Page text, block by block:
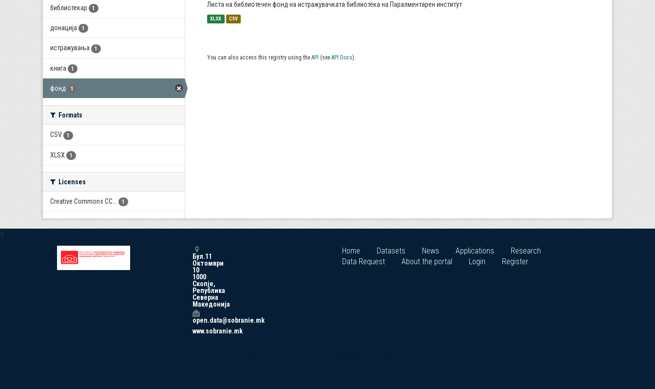
библиотекар 1
донација 1
истражувања 1
книга 1
фонд 1
Formats
CSV 1
XLSX 1
Licenses
Creative Commons CC... 1
Листа на библиотечен фонд на истражувачката библиотека на Паралментарен институт
XLSX CSV
You can also access this registry using the API (see API Docs).
a
Бул.11
Октомври
10
1000
Скопје,
Република
Северна
Македонија
open.data@sobranie.mk
www.sobranie.mk
Home Datasets News Applications
Research
Data Request
About the portal Login Register